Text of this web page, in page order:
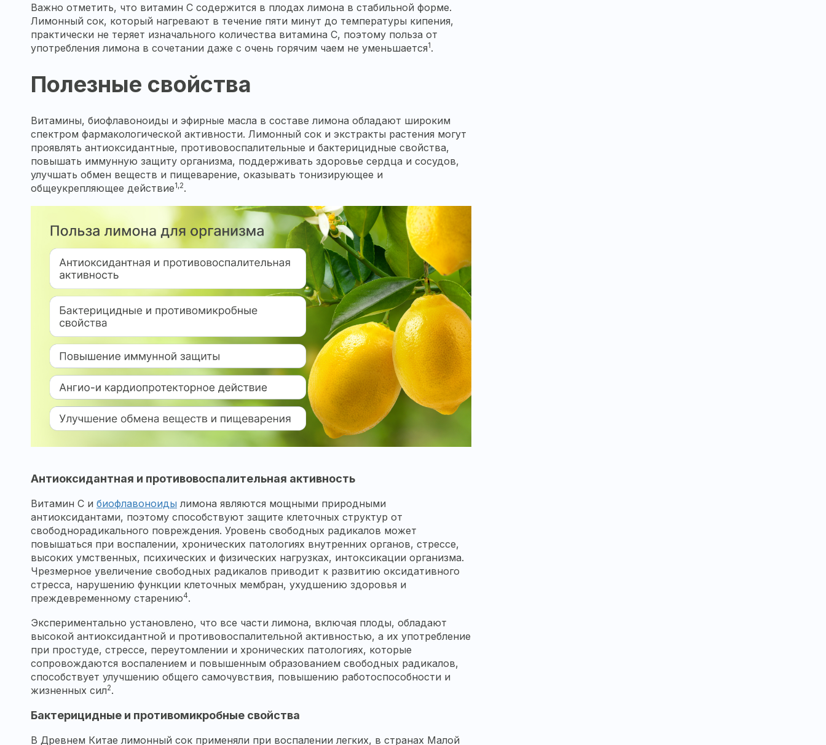
Важно отметить, что витамин С содержится в плодах лимона в стабильной форме.
Лимонный сок, который нагревают в течение пяти минут до температуры кипения,
практически не теряет изначального количества витамина С, поэтому польза от
употребления лимона в сочетании даже с очень горячим чаем не уменьшается1.
Полезные свойства
Витамины, биофлавоноиды и эфирные масла в составе лимона обладают широким
спектром фармакологической активности. Лимонный сок и экстракты растения могут
проявлять антиоксидантные, противовоспалительные и бактерицидные свойства,
повышать иммунную защиту организма, поддерживать здоровье сердца и сосудов,
улучшать обмен веществ и пищеварение, оказывать тонизирующее и
общеукрепляющее действие1,2.
Антиоксидантная и противовоспалительная активность
Витамин C и биофлавоноиды лимона являются мощными природными
антиоксидантами, поэтому способствуют защите клеточных структур от
свободнорадикального повреждения. Уровень свободных радикалов может
повышаться при воспалении, хронических патологиях внутренних органов, стрессе,
высоких умственных, психических и физических нагрузках, интоксикации организма.
Чрезмерное увеличение свободных радикалов приводит к развитию оксидативного
стресса, нарушению функции клеточных мембран, ухудшению здоровья и
преждевременному старению4.
Экспериментально установлено, что все части лимона, включая плоды, обладают
высокой антиоксидантной и противовоспалительной активностью, а их употребление
при простуде, стрессе, переутомлении и хронических патологиях, которые
сопровождаются воспалением и повышенным образованием свободных радикалов,
способствует улучшению общего самочувствия, повышению работоспособности и
жизненных сил2.
Бактерицидные и противомикробные свойства
В Древнем Китае лимонный сок применяли при воспалении легких, в странах Малой